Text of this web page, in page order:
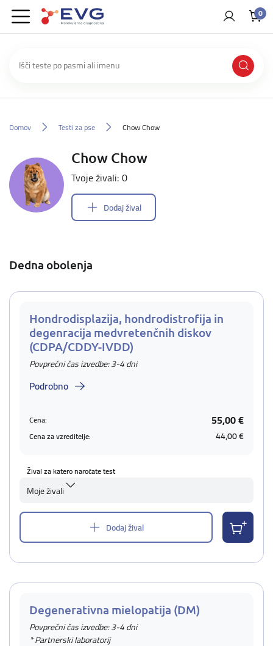
0
Domov Testi za pse Chow Chow
Chow Chow
Tvoje živali: 0
Dodaj žival
Dedna obolenja
Hondrodisplazija, hondrodistrofija in
degenracija medvretenčnih diskov
(CDPA/CDDY-IVDD)
Povprečni čas izvedbe: 3-4 dni
Podrobno
Cena: 55,00 €
Cena za vzreditelje: 44,00 €
Žival za katero naročate test
Moje živali
Dodaj žival
Degenerativna mielopatija (DM)
Povprečni čas izvedbe: 3-4 dni
* Partnerski laboratorij